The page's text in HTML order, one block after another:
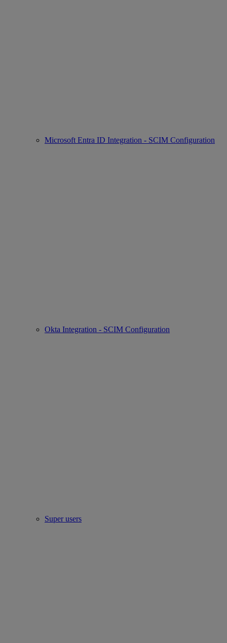
Microsoft Entra ID Integration - SCIM Configuration
Okta Integration - SCIM Configuration
Super users